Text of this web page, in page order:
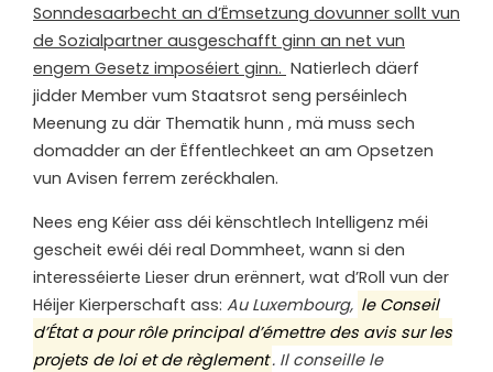
Sonndesaarbecht an d’Ëmsetzung dovunner sollt vun
de Sozialpartner ausgeschafft ginn an net vun
engem Gesetz imposéiert ginn. Natierlech däerf
jidder Member vum Staatsrot seng perséinlech
Meenung zu där Thematik hunn , mä muss sech
domadder an der Ëffentlechkeet an am Opsetzen
vun Avisen ferrem zeréckhalen.
Nees eng Kéier ass déi kënschtlech Intelligenz méi
gescheit ewéi déi real Dommheet, wann si den
interesséierte Lieser drun erënnert, wat d’Roll vun der
Héijer Kierperschaft ass: Au Luxembourg, le Conseil
d’État a pour rôle principal d’émettre des avis sur les
projets de loi et de règlement . Il conseille le